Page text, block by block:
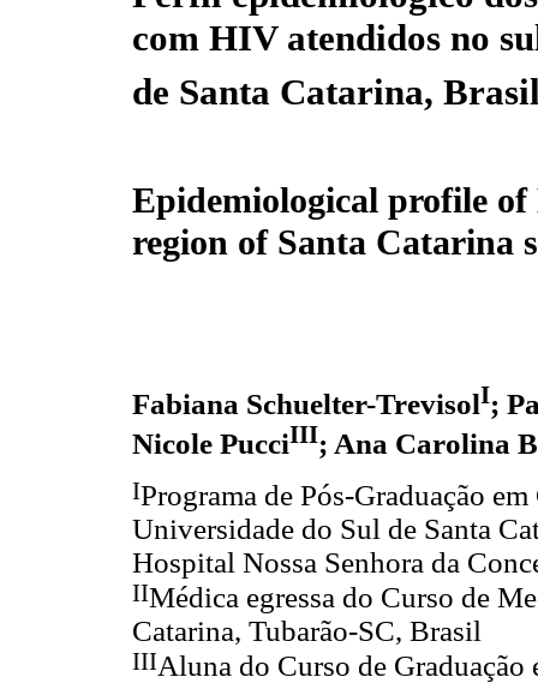
com HIV atendidos no
de Santa Catarina,
Epidemiological profile
region of Santa Catarina
Fabiana Schuelter-TrevisolI;
Nicole PucciIII; Ana Carolina
IPrograma de Pós-Graduação
Universidade do Sul de Santa
Hospital Nossa Senhora da
IIMédica egressa do Curso de
Catarina, Tubarão-SC, Brasil
IIIAluna do Curso de